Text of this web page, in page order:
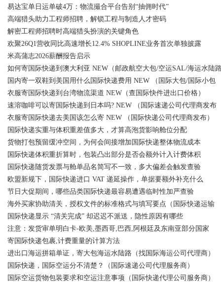
易达宝单日运单破4万：物流撮合平台告别“抽佣时代”
高端猎头助力工程师招聘，解锁工程与制造人才密码
解密工程师招聘时高端猎头扮演的关键角色
欢聚26Q1营收同比高速增长12.4% SHOPLINE业务首次单独披露
米高蒲志2026薪酬报告启示
如何寄国际快递到澳大利亚 NEW（邮政航空大包/空运SAL/海运水陆
国内寄一双鞋到美国用什么国际快递费用 NEW （国际大包/国际小包
衣服寄国际快递到台湾物流渠道 NEW（查国际快件进出口价格）
速溶咖啡可以寄国际快递到日本吗? NEW （国际速递公司代理商发布
衣服寄国际快递去美国该怎么寄 NEW （国际快递公司代理商发布）
国际快递实重与体积重差值多大，才算高泡货影响舱位分配
货物打包预留缓冲空间，为何会间接增加国际快递整体物流成本
国际快递体积重折算时，包装凸出部分是否会额外计入计费体积
国际快递随货发票与舱单品名简写不一致，多大偏差会触发查验
欧盟新规下，国际快递进口 VAT 递延操作，单据要额外补充什么
节日大促期间，哪些品类国际快递最容易遭遇临时性加严查验
海外买家协助清关，授权文件的标准格式与填写要点（国际快递运输
国际快递显示 “清关完成” 却迟迟不派送，隐性原因有哪些
注意：发货审单明白卡-欧美,墨西哥,巴西,阿根廷及东南亚部分国家
寄国际快递包裹,计费重量的计算方法
进出口海运拼箱单证，寄大包海运水陆路（找国际海运公司代理商）
国际快递，国际空运分不清楚？（国际速递公司代理服务商）
国际空运货物包装要求和空运注意事项（国际快递代理公司服务商）